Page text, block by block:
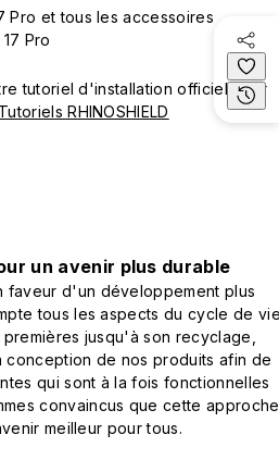
Pro et tous les accessoires
Pro
tutoriel d'installation officiel pour
Tutoriels RHINOSHIELD
un avenir plus durable
faveur d'un développement plus
tous les aspects du cycle de
jusqu'à son recyclage,
conception de nos produits afin de
qui sont à la fois fonctionnelles
convaincus que cette approche
meilleur pour tous.